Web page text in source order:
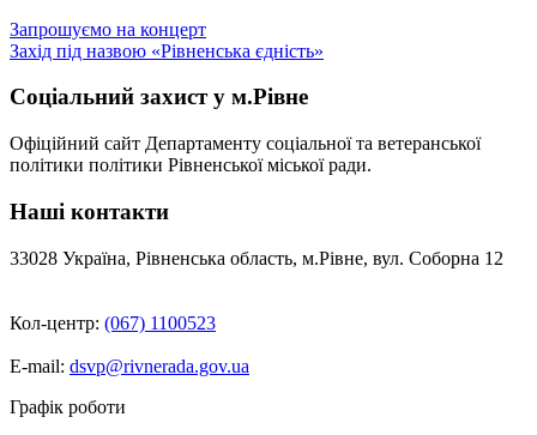
Навігація
записів
Запрошуємо на концерт
Захід під назвою «Рівненська єдність»
Соціальний захист у м.Рівне
Офіційний сайт Департаменту соціальної та ветеранської
політики політики Рівненської міської ради.
Наші контакти
33028 Україна, Рівненська область, м.Рівне, вул. Соборна 12
Кол-центр: (067) 1100523
E-mail: dsvp@rivnerada.gov.ua
Графік роботи